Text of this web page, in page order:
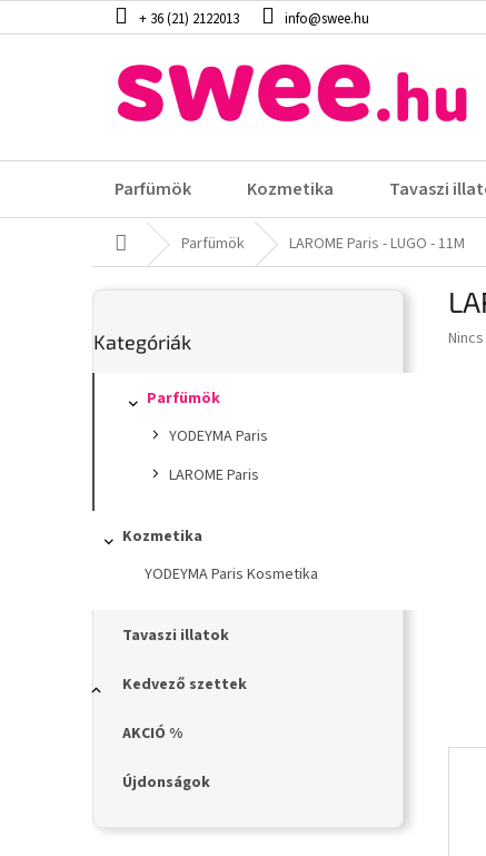
a
+ 36 (21) 2122013 info@swee.hu
Parfümök Kozmetika Tavaszi
KezdőlapParfümök LAROME Paris - LUGO - 11M
l
a
l
átugrása
Kategóriák
Parfümök
YODEYMA Paris
LAROME Paris
Kozmetika
YODEYMA Paris Kosmetika
Tavaszi illatok
Kedvező szettek
AKCIÓ %
Újdonságok
A